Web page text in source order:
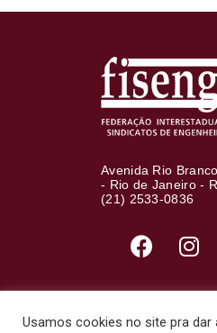
Avenida Rio
- Rio de Janeiro -
(21) 2533-0836
Usamos cookies no site pra dar